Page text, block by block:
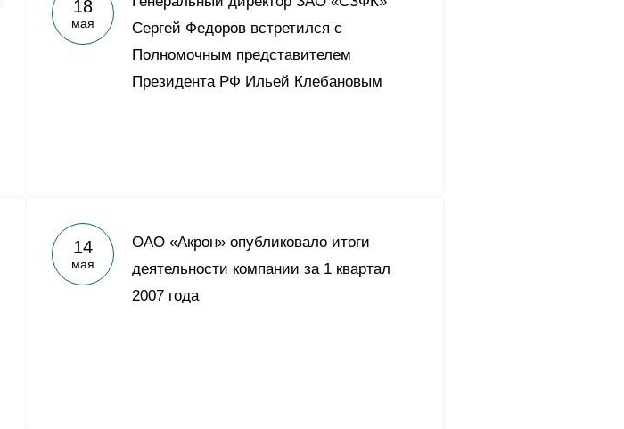
Yong Sheng Feng
Acron Argentina S.R.L
Acron Brasil Ltda.
18
мая
Сергей Федоров встретился с
Полномочным представителем
Президента РФ Ильей Клебановым
14
мая
ОАО «Акрон» опубликовало итоги
деятельности компании за 1 квартал
2007 года